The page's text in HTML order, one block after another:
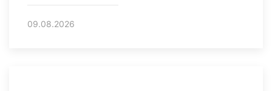
09.08.2026